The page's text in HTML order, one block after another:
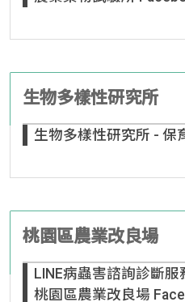
生物多樣性研究所
生物多樣性研究所 - 保
桃園區農業改良場
LINE病蟲害諮詢診斷服
桃園區農業改良場